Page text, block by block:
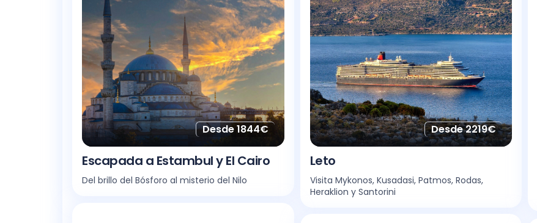
Desde 1844€
Escapada a Estambul y El Cairo
Del brillo del Bósforo al misterio del Nilo
Desde 2219€
Leto
Visita Mykonos, Kusadasi, Patmos, Rodas,
Heraklion y Santorini